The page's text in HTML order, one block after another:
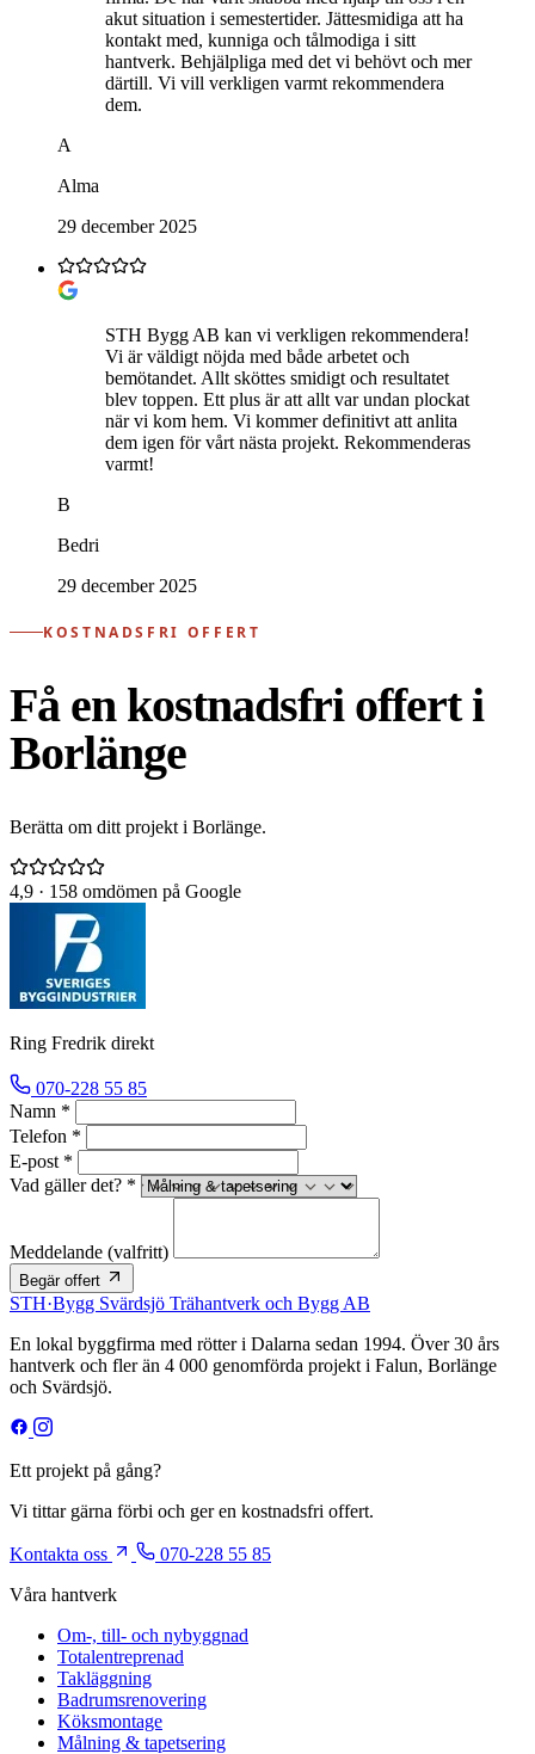
akut situation i semestertider. Jättesmidiga att ha
kontakt med, kunniga och tålmodiga i sitt
hantverk. Behjälpliga med det vi behövt och mer
därtill. Vi vill verkligen varmt rekommendera
dem.
A
Alma
29 december 2025
STH Bygg AB kan vi verkligen rekommendera!
Vi är väldigt nöjda med både arbetet och
bemötandet. Allt sköttes smidigt och resultatet
blev toppen. Ett plus är att allt var undan plockat
när vi kom hem. Vi kommer definitivt att anlita
dem igen för vårt nästa projekt. Rekommenderas
varmt!
B
Bedri
29 december 2025
KOSTNADSFRI OFFERT
Få en kostnadsfri offert i
Borlänge
Berätta om ditt projekt i Borlänge.
4,9 · 158 omdömen på Google
Ring Fredrik direkt
070-228 55 85
Namn *
Telefon *
E-post *
Vad gäller det? *
Meddelande (valfritt)
Begär offert
STH·Bygg Svärdsjö Trähantverk och Bygg AB
En lokal byggfirma med rötter i Dalarna sedan 1994. Över 30 års
hantverk och fler än 4 000 genomförda projekt i Falun, Borlänge
och Svärdsjö.
Ett projekt på gång?
Vi tittar gärna förbi och ger en kostnadsfri offert.
Kontakta oss
070-228 55 85
Våra hantverk
Om-, till- och nybyggnad
Totalentreprenad
Takläggning
Badrumsrenovering
Köksmontage
Målning & tapetsering